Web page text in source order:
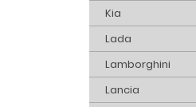
Kia
Lada
Lamborghini
Lancia